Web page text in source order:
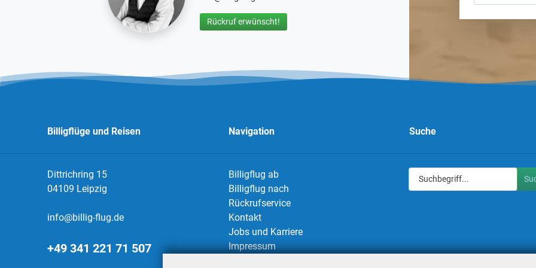
Rückruf erwünscht!
Billigflüge und Reisen
Dittrichring 15
04109 Leipzig
info@billig-flug.de
+49 341 221 71 507
Navigation
Billigflug ab
Billigflug nach
Rückrufservice
Kontakt
Jobs und Karriere
Impressum
Suche